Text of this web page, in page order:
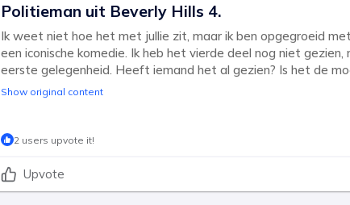
Politieman uit Beverly Hills 4.
Ik weet niet hoe het met jullie zit, maar ik ben opgegroeid
een iconische komedie. Ik heb het vierde deel nog niet
eerste gelegenheid. Heeft iemand het al gezien? Is het de
Show original content
2 users upvote it!
Upvote